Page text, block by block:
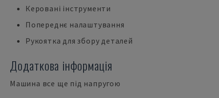
Керовані інструменти
Попереднє налаштування
Рукоятка для збору деталей
Додаткова інформація
Машина все ще під напругою